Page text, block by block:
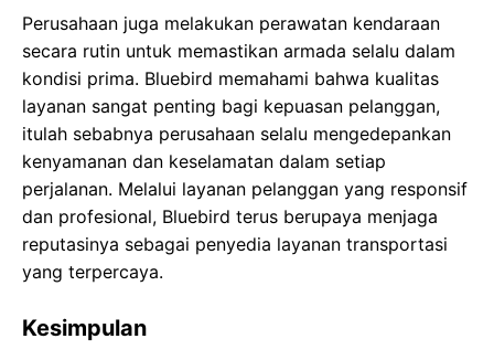
Perusahaan juga melakukan perawatan kendaraan
secara rutin untuk memastikan armada selalu dalam
kondisi prima. Bluebird memahami bahwa kualitas
layanan sangat penting bagi kepuasan pelanggan,
itulah sebabnya perusahaan selalu mengedepankan
kenyamanan dan keselamatan dalam setiap
perjalanan. Melalui layanan pelanggan yang responsif
dan profesional, Bluebird terus berupaya menjaga
reputasinya sebagai penyedia layanan transportasi
yang terpercaya.
Kesimpulan